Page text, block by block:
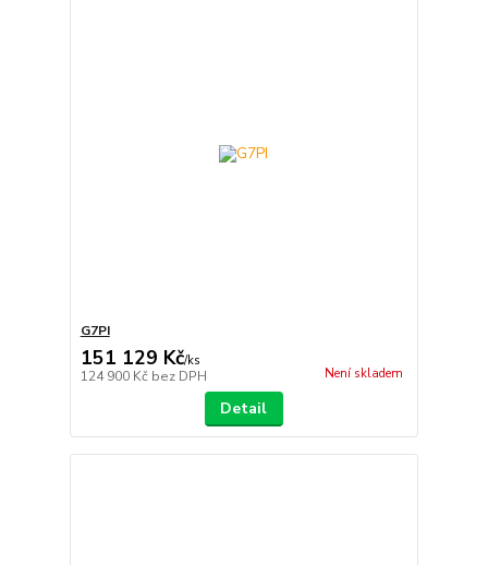
G7PI
151 129 Kč/ks
124 900 Kč bez DPH Není skladem
Detail